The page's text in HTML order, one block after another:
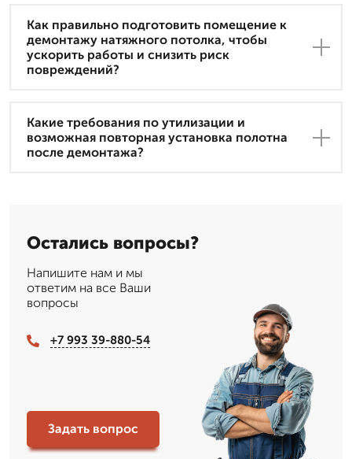
Как правильно подготовить помещение к
демонтажу натяжного потолка, чтобы
ускорить работы и снизить риск
повреждений?
Какие требования по утилизации и
возможная повторная установка полотна
после демонтажа?
Остались вопросы?
Напишите нам и мы
ответим на все Ваши
вопросы
+7 993 39-880-54
Задать вопрос